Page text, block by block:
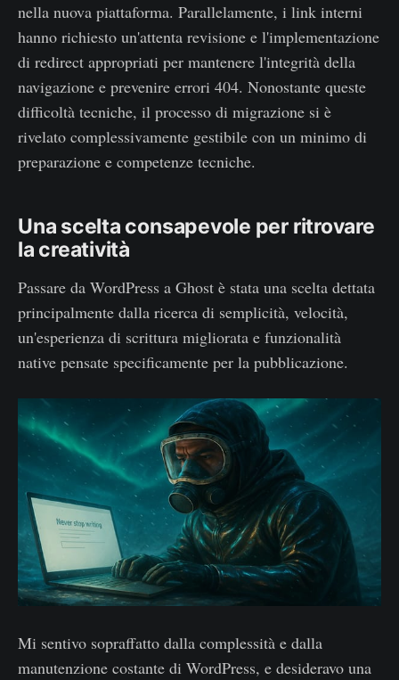
nella nuova piattaforma. Parallelamente, i link interni
hanno richiesto un'attenta revisione e l'implementazione
di redirect appropriati per mantenere l'integrità della
navigazione e prevenire errori 404. Nonostante queste
difficoltà tecniche, il processo di migrazione si è
rivelato complessivamente gestibile con un minimo di
preparazione e competenze tecniche.
Una scelta consapevole per ritrovare
la creatività
Passare da WordPress a Ghost è stata una scelta dettata
principalmente dalla ricerca di semplicità, velocità,
un'esperienza di scrittura migliorata e funzionalità
native pensate specificamente per la pubblicazione.
Mi sentivo sopraffatto dalla complessità e dalla
manutenzione costante di WordPress, e desideravo una